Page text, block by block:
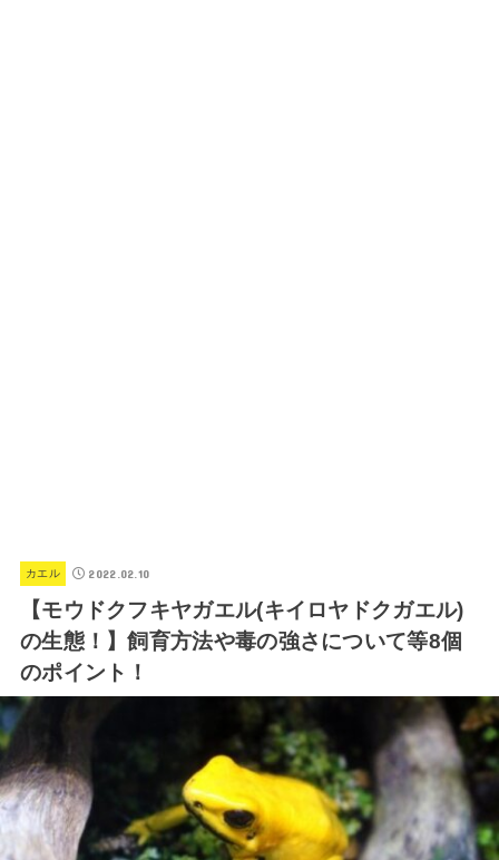
カエル 2022.02.10
【モウドクフキヤガエル(キイロヤドクガエル)
の生態！】飼育方法や毒の強さについて等8個
のポイント！